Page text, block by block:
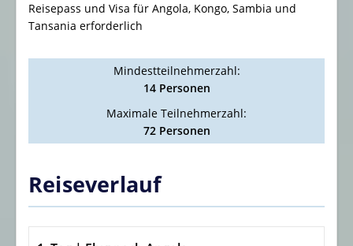
Reisepass und Visa für Angola, Kongo, Sambia und
Tansania erforderlich
Mindestteilnehmerzahl:
14 Personen
Maximale Teilnehmerzahl:
72 Personen
Reiseverlauf